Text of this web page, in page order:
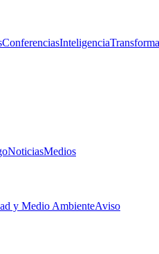
ConferenciasInteligencia
NoticiasMedios
y Medio AmbienteAviso